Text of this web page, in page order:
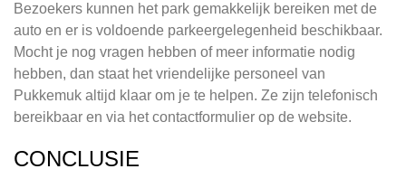
Bezoekers kunnen het park gemakkelijk bereiken met de
auto en er is voldoende parkeergelegenheid beschikbaar.
Mocht je nog vragen hebben of meer informatie nodig
hebben, dan staat het vriendelijke personeel van
Pukkemuk altijd klaar om je te helpen. Ze zijn telefonisch
bereikbaar en via het contactformulier op de website.
CONCLUSIE